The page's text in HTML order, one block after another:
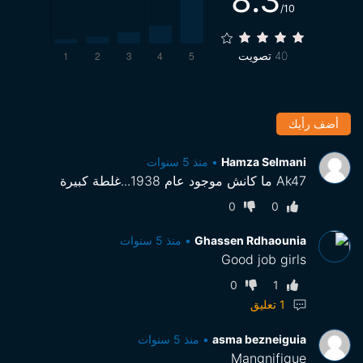
/10
40 تصويت
أضف رأيك
Hamza Selmani
• منذ 5 سنوات
Ak47 ما كانش موجود عام 1938...غلطة كبيرة
0
0
Ghassen Rdhaounia
• منذ 5 سنوات
Good job girls
1
0
1
تعليق
asma bezneiguia
• منذ 5 سنوات
Mangnifique